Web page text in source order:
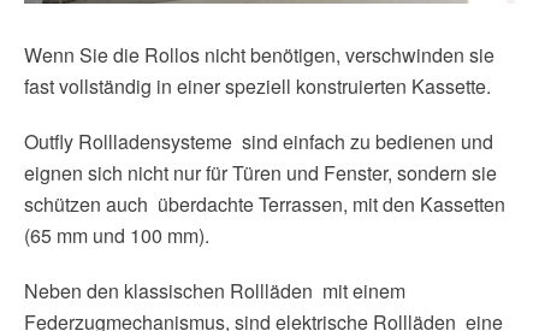
Wenn Sie die Rollos nicht benötigen, verschwinden sie
fast vollständig in einer speziell konstruierten Kassette.
Outfly Rollladensysteme sind einfach zu bedienen und
eignen sich nicht nur für Türen und Fenster, sondern sie
schützen auch überdachte Terrassen, mit den Kassetten
(65 mm und 100 mm).
Neben den klassischen Rollläden mit einem
Federzugmechanismus, sind elektrische Rollläden eine